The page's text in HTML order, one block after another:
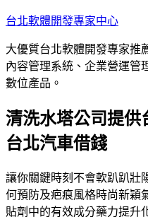
跳
主
要
內
台北軟體開發專家中心
大優質台北軟體開發專家推
內容管理系統、企業營運管
數位產品。
清洗水塔公司提供
台北汽車借錢
讓你關鍵時刻不會軟趴趴壯
何預防及疤痕風格時尚新穎
貼劑中的有效成分藥力提升